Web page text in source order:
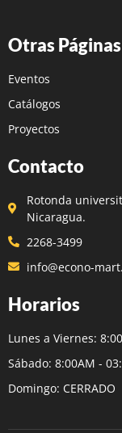
Otras Páginas
Eventos
Catálogos
Proyectos
Contacto
Rotonda
Nicaragua.
2268-3499
info@econo-
Horarios
Lunes a Viernes:
Sábado: 8:00AM -
Domingo: CERRADO